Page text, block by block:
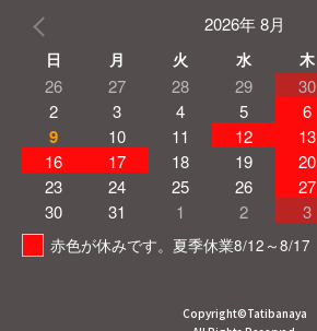
2026年 8月
日 月 火 水 木
26 27 28 29 30
2
3 4 5 6
9 10 11 12 13
16
17 18 19 20
23
24 25 26 27
30
31 1 2 3
赤色が休みです。夏季休業8/12～8/17
Copyright©Tatibanaya